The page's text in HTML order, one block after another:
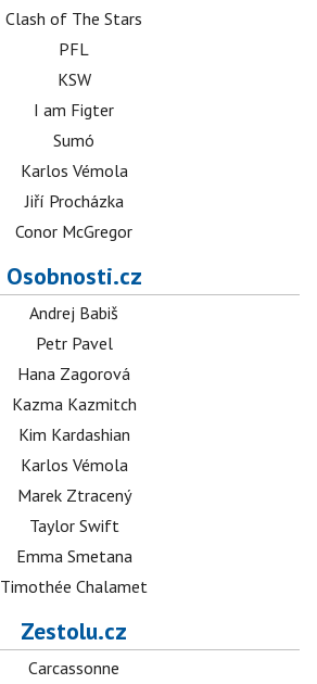
Clash of The Stars
PFL
KSW
I am Figter
Sumó
Karlos Vémola
Jiří Procházka
Conor McGregor
Osobnosti.cz
Andrej Babiš
Petr Pavel
Hana Zagorová
Kazma Kazmitch
Kim Kardashian
Karlos Vémola
Marek Ztracený
Taylor Swift
Emma Smetana
Timothée Chalamet
Zestolu.cz
Carcassonne